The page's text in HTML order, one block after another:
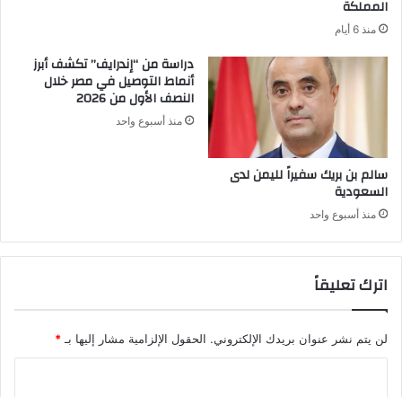
المملكة
منذ 6 أيام
سالم بن بريك سفيراً لليمن لدى
السعودية
منذ أسبوع واحد
دراسة من “إندرايف” تكشف أبرز
أنماط التوصيل في مصر خلال
النصف الأول من 2026
منذ أسبوع واحد
اترك تعليقاً
لن يتم نشر عنوان بريدك الإلكتروني. الحقول الإلزامية مشار إليها بـ *